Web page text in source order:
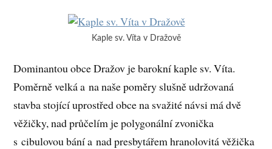
Kaple sv. Víta v Dražově
Dominantou obce Dražov je barokní kaple sv. Víta.
Poměrně velká a na naše poměry slušně udržovaná
stavba stojící uprostřed obce na svažité návsi má dvě
věžičky, nad průčelím je polygonální zvonička
s cibulovou bání a nad presbytářem hranolovitá věžička